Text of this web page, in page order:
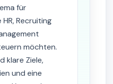
für
Recruiting
möchten.
klare Ziele,
und eine